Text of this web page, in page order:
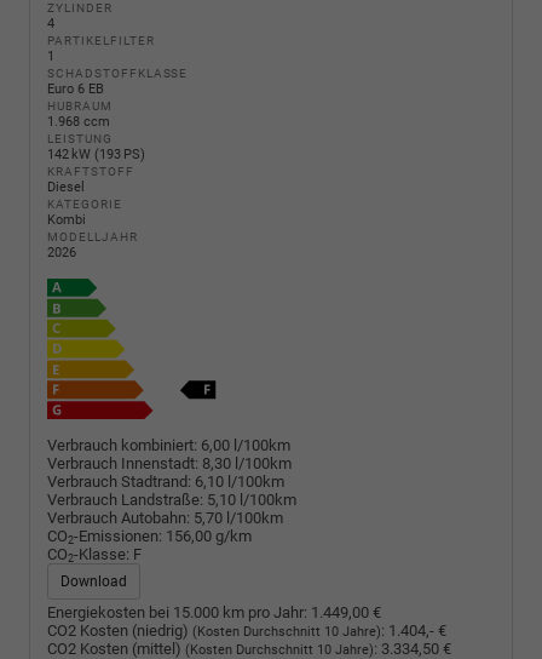
ZYLINDER
4
PARTIKELFILTER
1
SCHADSTOFFKLASSE
Euro 6 EB
HUBRAUM
1.968 ccm
LEISTUNG
142 kW (193 PS)
KRAFTSTOFF
Diesel
KATEGORIE
Kombi
MODELLJAHR
2026
Verbrauch kombiniert: 6,00 l/100km
Verbrauch Innenstadt: 8,30 l/100km
Verbrauch Stadtrand: 6,10 l/100km
Verbrauch Landstraße: 5,10 l/100km
Verbrauch Autobahn: 5,70 l/100km
CO2-Emissionen: 156,00 g/km
CO2-Klasse: F
Download
Energiekosten bei 15.000 km pro Jahr: 1.449,00 €
CO2 Kosten (niedrig) (Kosten Durchschnitt 10 Jahre): 1.404,- €
CO2 Kosten (mittel) (Kosten Durchschnitt 10 Jahre): 3.334,50 €